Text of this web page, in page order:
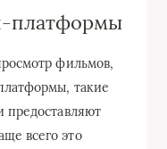
платформы
фильмов,
такие
предоставляют
всего это